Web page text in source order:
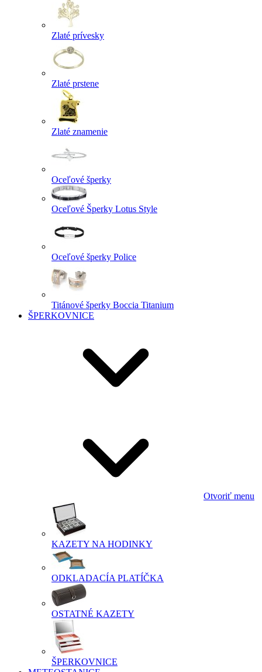
Zlaté prívesky
Zlaté prstene
Zlaté znamenie
Oceľové šperky
Oceľové Šperky Lotus Style
Oceľové šperky Police
Titánové šperky Boccia Titanium
ŠPERKOVNICE
Otvoriť menu
KAZETY NA HODINKY
ODKLADACÍA PLATÍČKA
OSTATNÉ KAZETY
ŠPERKOVNICE